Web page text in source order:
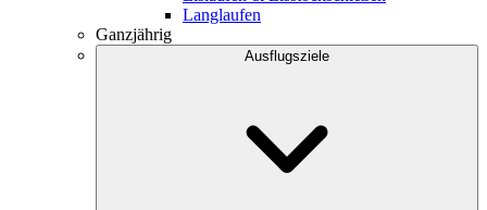
Langlaufen
Ganzjährig
Ausflugsziele